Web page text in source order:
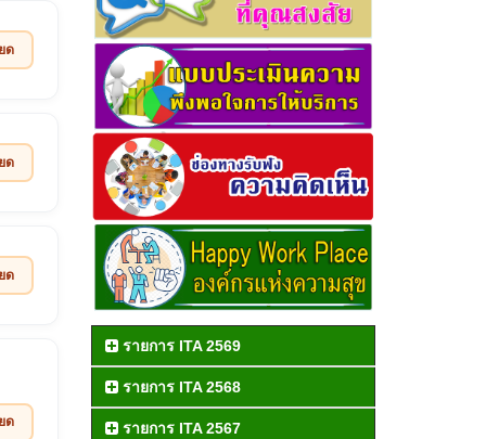
ด
ด
ด
ด
รายการ ITA 2569
รายการ ITA 2568
รายการ ITA 2567